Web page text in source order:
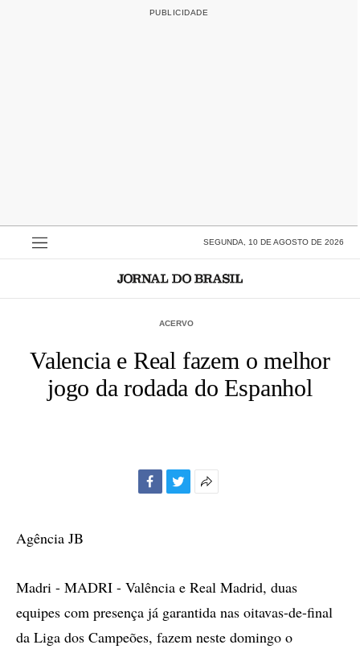
SEGUNDA, 10 DE AGOSTO DE 2026
ACERVO
Valencia e Real fazem o melhor
jogo da rodada do Espanhol
Agência JB
Madri - MADRI - Valência e Real Madrid, duas
equipes com presença já garantida nas oitavas-de-final
da Liga dos Campeões, fazem neste domingo o